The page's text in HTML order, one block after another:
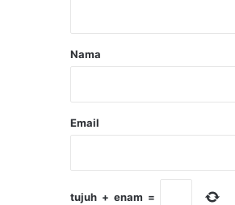
r
Nama
Email
tujuh + enam =